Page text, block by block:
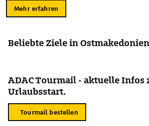
Mehr erfahren
Beliebte Ziele in
ADAC Tourmail - aktuelle Infos
Urlaubsstart.
Tourmail bestellen